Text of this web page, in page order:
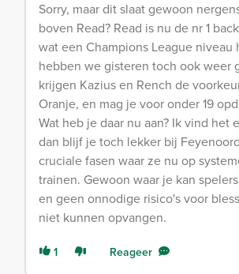
Sorry, maar dit slaat gewoon
boven Read? Read is nu de nr 1
wat een Champions League niveau
hebben we gisteren toch ook weer
krijgen Kazius en Rench de
Oranje, en mag je voor onder 19
Wat heb je daar nu aan? Ik vind het
dan blijf je toch lekker bij
cruciale fasen waar ze nu op
trainen. Gewoon waar je kan
en geen onnodige risico's voor
niet kunnen opvangen.
1 Reageer